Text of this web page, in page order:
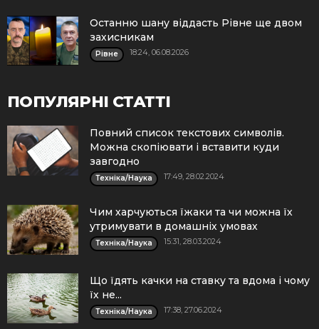
Останню шану віддасть Рівне ще двом
захисникам
Рівне 18:24, 06.08.2026
ПОПУЛЯРНІ СТАТТІ
Повний список текстових символів.
Можна скопіювати і вставити куди
завгодно
Техніка/Наука 17:49, 28.02.2024
Чим харчуються їжаки та чи можна їх
утримувати в домашніх умовах
Техніка/Наука 15:31, 28.03.2024
Що їдять качки на ставку та вдома і чому
їх не...
Техніка/Наука 17:38, 27.06.2024